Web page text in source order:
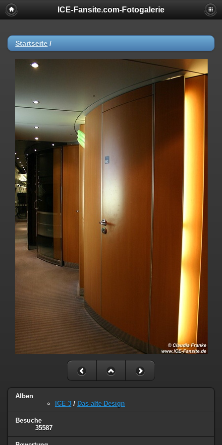
ICE-Fansite.com-Fotogalerie
Startseite /
Alben
ICE 3 / Das alte Design
Besuche
35587